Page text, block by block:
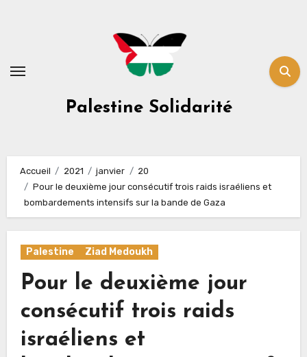
Palestine Solidarité
Accueil 2021 janvier
20
Pour le deuxième jour consécutif trois raids israéliens et
bombardements intensifs sur la bande de Gaza
Palestine Ziad Medoukh
Pour le deuxième jour
consécutif trois raids
israéliens et